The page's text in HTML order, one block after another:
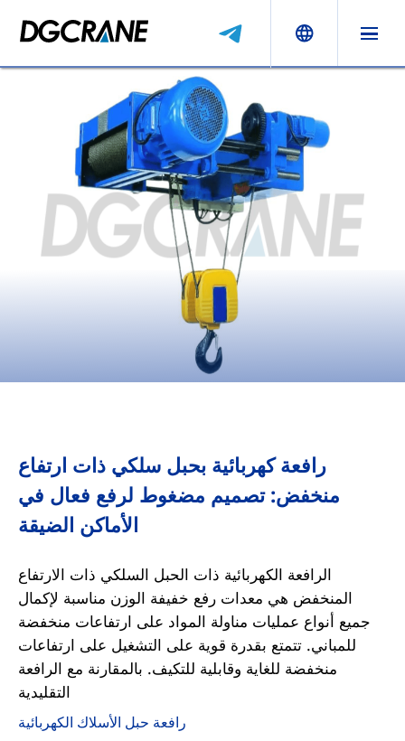
رافعة كهربائية بحبل سلكي ذات ارتفاع
منخفض: تصميم مضغوط لرفع فعال في
الأماكن الضيقة
الرافعة الكهربائية ذات الحبل السلكي ذات الارتفاع
المنخفض هي معدات رفع خفيفة الوزن مناسبة لإكمال
جميع أنواع عمليات مناولة المواد على ارتفاعات منخفضة
للمباني. تتمتع بقدرة قوية على التشغيل على ارتفاعات
منخفضة للغاية وقابلية للتكيف. بالمقارنة مع الرافعة
التقليدية
رافعة حبل الأسلاك الكهربائية